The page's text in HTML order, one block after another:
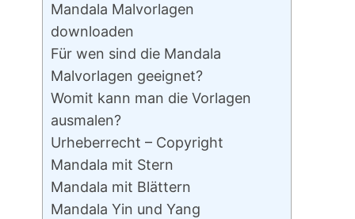
Mandala Malvorlagen
downloaden
Für wen sind die Mandala
Malvorlagen geeignet?
Womit kann man die Vorlagen
ausmalen?
Urheberrecht – Copyright
Mandala mit Stern
Mandala mit Blättern
Mandala Yin und Yang